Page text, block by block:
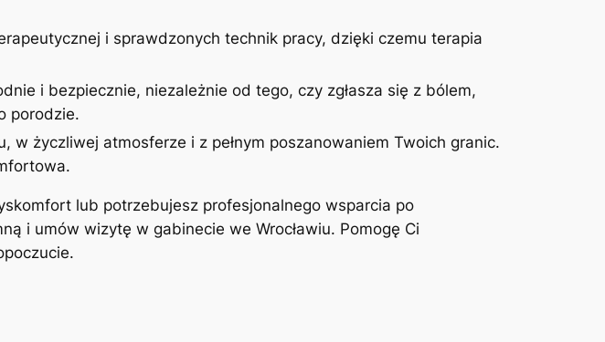
i sprawdzonych technik pracy, dzięki czemu terapia
i bezpiecznie, niezależnie od tego, czy zgłasza się z bólem,
porodzie.
w życzliwej atmosferze i z pełnym poszanowaniem Twoich granic.
lub potrzebujesz profesjonalnego wsparcia po
i umów wizytę w gabinecie we Wrocławiu. Pomogę Ci